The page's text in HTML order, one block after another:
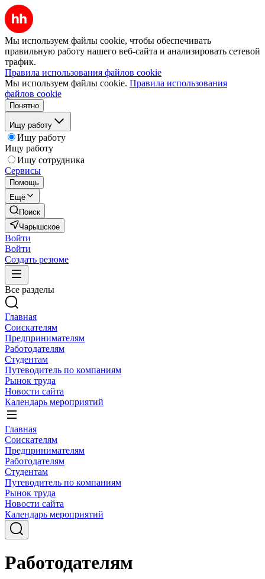
Мы используем файлы cookie, чтобы обеспечивать
правильную работу нашего веб-сайта и анализировать сетевой
трафик.
Правила использования файлов cookie
Мы используем файлы cookie. Правила использования
файлов cookie
Понятно
Ищу работу
Ищу работу
Ищу работу
Ищу сотрудника
Сервисы
Помощь
Ещё
Поиск
Чарышское
Войти
Войти
Создать резюме
Все разделы
Главная
Соискателям
Предпринимателям
Работодателям
Студентам
Путеводитель по компаниям
Рынок труда
Новости сайта
Календарь мероприятий
Главная
Соискателям
Предпринимателям
Работодателям
Студентам
Путеводитель по компаниям
Рынок труда
Новости сайта
Календарь мероприятий
Работодателям